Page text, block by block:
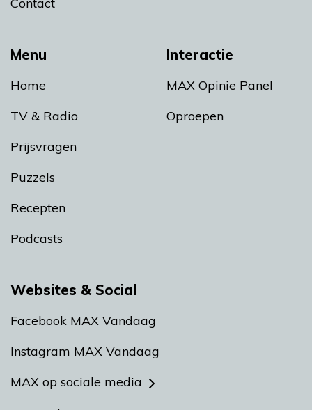
Menu
Home
TV & Radio
Prijsvragen
Puzzels
Recepten
Podcasts
Interactie
MAX Opinie Panel
Oproepen
Contact
Websites & Social
Facebook MAX Vandaag
Instagram MAX Vandaag
MAX op sociale media